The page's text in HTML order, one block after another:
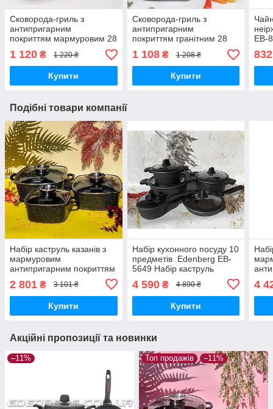
Сковорода-гриль з
антипригарним
покриттям мармуровим 28
Сковорода гриль із
кришкою
1 120 ₴ 1 220 ₴
Купити
Сковорода-гриль з
антипригарним
покриттям гранітним 28
Сковорода гриль з
кришкою
1 108₴ 1 208 ₴
Купити
EB-
832
Подібні товари компанії
Набір каструль казанів з
мармуровим
антипригарним покриттям
ЕВ-8141 Набір кухонного
посуду 6 предметів
Чорний
2 801 ₴ 3 101 ₴
Купити
Набір кухонного посуду 10
предметів Edenberg EB-
5649 Набір каструль
покриттям
4 590₴ 4 890 ₴
Купити
4
Акційні пропозиції та новинки
–11% Топ продажів –11%